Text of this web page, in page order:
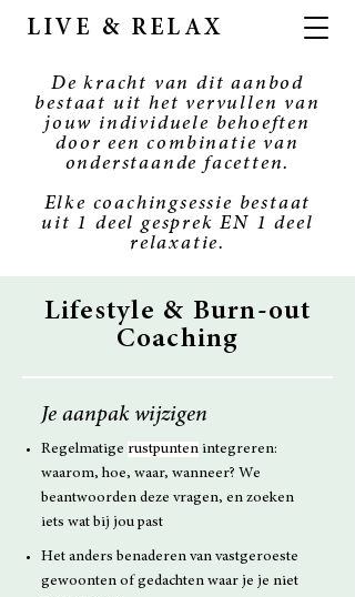
LIVE & RELAX
De kracht van dit aanbod
bestaat uit het vervullen van
jouw individuele behoeften
door een combinatie van
onderstaande facetten.
Elke coachingsessie bestaat
uit 1 deel gesprek EN 1 deel
relaxatie.
Lifestyle & Burn-out
Coaching
Je aanpak wijzigen
Regelmatige rustpunten integreren:
waarom, hoe, waar, wanneer? We
beantwoorden deze vragen, en zoeken
iets wat bij jou past
Het anders benaderen van vastgeroeste
gewoonten of gedachten waar je je niet